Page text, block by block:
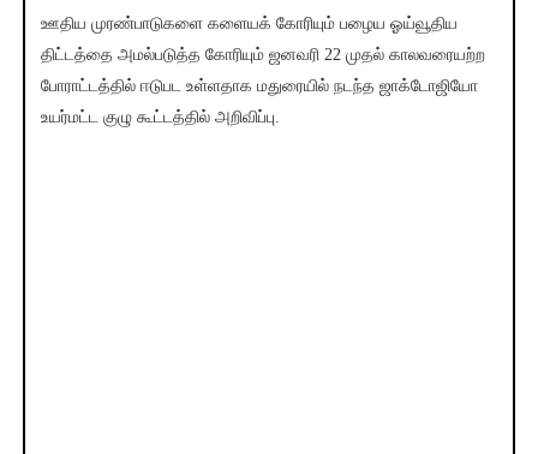
ஊதிய முரண்பாடுகளை களையக் கோரியும் பழைய ஓய்வூதிய
திட்டத்தை அமல்படுத்த கோரியும் ஜனவரி 22 முதல் காலவரையற்ற
போராட்டத்தில் ஈடுபட உள்ளதாக மதுரையில் நடந்த ஜாக்டோஜியோ
உயர்மட்ட குழு கூட்டத்தில் அறிவிப்பு.